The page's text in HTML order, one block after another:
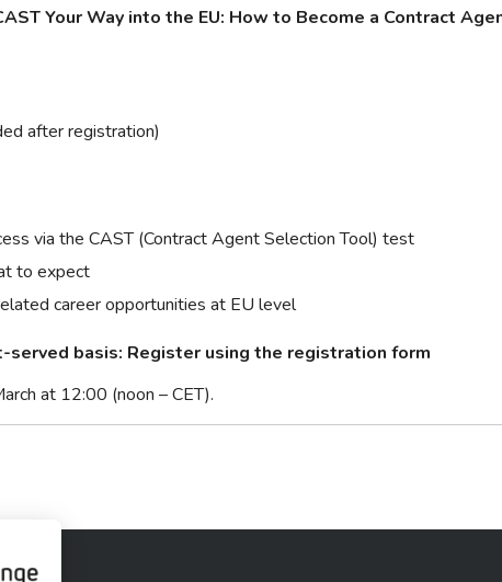
Your Way into the EU: How to Become a Contract
after registration)
via the CAST (Contract Agent Selection Tool) test
to expect
career opportunities at EU level
served basis: Register using the registration form
at 12:00 (noon – CET).